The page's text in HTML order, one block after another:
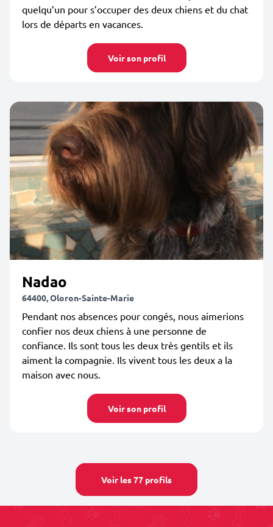
quelqu’un pour s’occuper des deux chiens et du chat
lors de départs en vacances.
Voir son profil
Nadao
64400, Oloron-Sainte-Marie
Pendant nos absences pour congés, nous aimerions
confier nos deux chiens à une personne de
confiance. Ils sont tous les deux très gentils et ils
aiment la compagnie. Ils vivent tous les deux a la
maison avec nous.
Voir son profil
Voir les 77 profils